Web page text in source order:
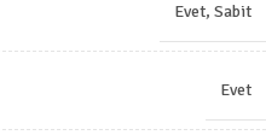
Evet, Sabit
Evet